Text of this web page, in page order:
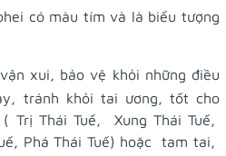
có màu tím và là biểu tượng
xui, bảo vệ khỏi những điều
tránh khỏi tai ương, tốt cho
Trị Thái Tuế, Xung Thái Tuế,
Phá Thái Tuế) hoặc tam tai,